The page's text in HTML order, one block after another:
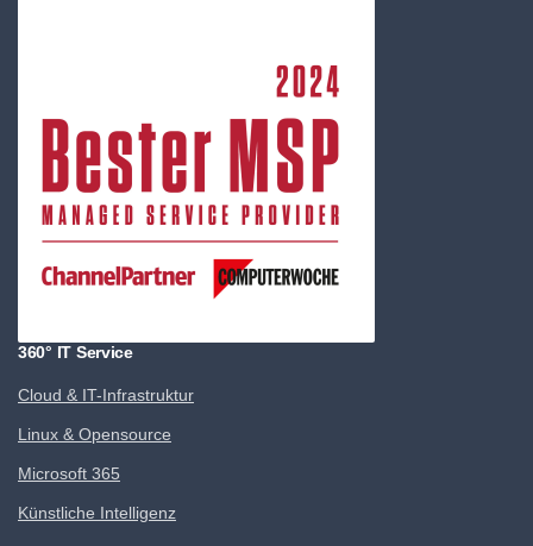
360° IT Service
Cloud & IT-Infrastruktur
Linux & Opensource
Microsoft 365
Künstliche Intelligenz